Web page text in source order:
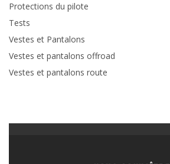
Protections du pilote
Tests
Vestes et Pantalons
Vestes et pantalons offroad
Vestes et pantalons route